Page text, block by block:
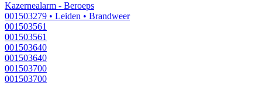
Kazernealarm - Beroeps
001503279 • Leiden • Brandweer
001503561
001503561
001503640
001503640
001503700
001503700